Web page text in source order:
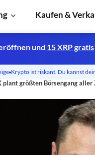
Kaufen &
plant größten Börsengang
und 15 XRP gratis
Krypto ist riskant. Du kannst